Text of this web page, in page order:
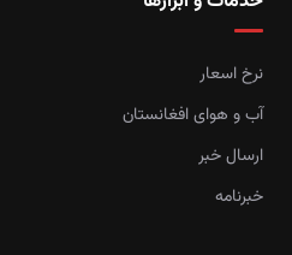
نرخ اسعار
آب و هوای افغانستان
ارسال خبر
خبرنامه